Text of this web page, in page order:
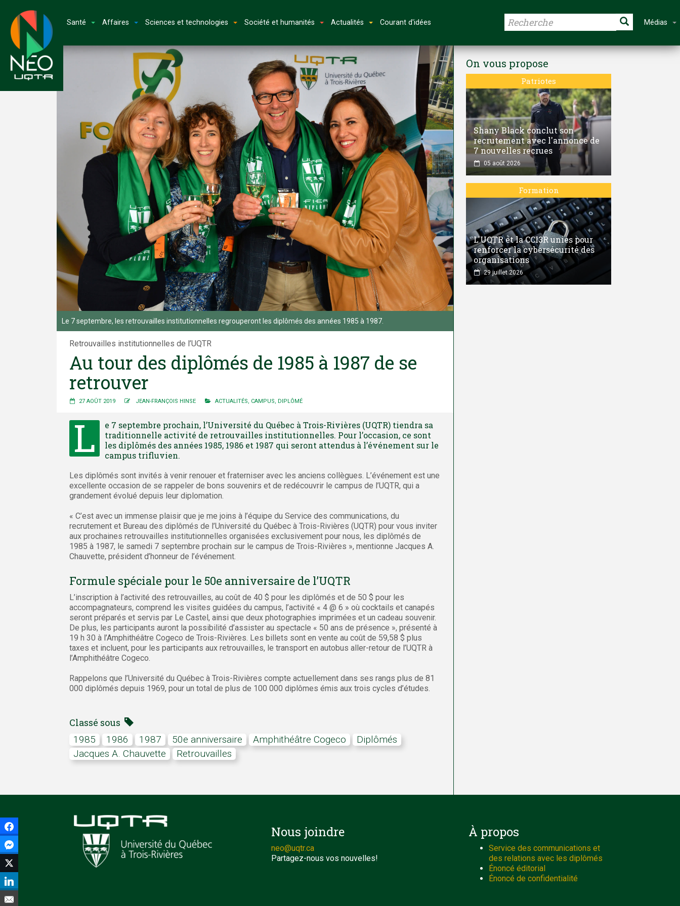
Santé Affaires Sciences et technologies Société et humanités Actualités Courant d'idées Médias
Le 7 septembre, les retrouvailles institutionnelles regrouperont les diplômés des années 1985 à 1987.
Retrouvailles institutionnelles de l’UQTR
Au tour des diplômés de 1985 à 1987 de se
retrouver
27 AOÛT 2019 JEAN-FRANÇOIS HINSE ACTUALITÉS, CAMPUS, DIPLÔMÉ
L
e 7 septembre prochain, l’Université du Québec à Trois-Rivières (UQTR) tiendra sa
traditionnelle activité de retrouvailles institutionnelles. Pour l’occasion, ce sont
les diplômés des années 1985, 1986 et 1987 qui seront attendus à l’événement sur le
campus trifluvien.
Les diplômés sont invités à venir renouer et fraterniser avec les anciens collègues. L’événement est une
excellente occasion de se rappeler de bons souvenirs et de redécouvrir le campus de l’UQTR, qui a
grandement évolué depuis leur diplomation.
« C’est avec un immense plaisir que je me joins à l’équipe du Service des communications, du
recrutement et Bureau des diplômés de l’Université du Québec à Trois-Rivières (UQTR) pour vous inviter
aux prochaines retrouvailles institutionnelles organisées exclusivement pour nous, les diplômés de
1985 à 1987, le samedi 7 septembre prochain sur le campus de Trois-Rivières », mentionne Jacques A.
Chauvette, président d’honneur de l’événement.
Formule spéciale pour le 50e anniversaire de l’UQTR
L’inscription à l’activité des retrouvailles, au coût de 40 $ pour les diplômés et de 50 $ pour les
accompagnateurs, comprend les visites guidées du campus, l’activité « 4 @ 6 » où cocktails et canapés
seront préparés et servis par Le Castel, ainsi que deux photographies imprimées et un cadeau souvenir.
De plus, les participants auront la possibilité d’assister au spectacle « 50 ans de présence », présenté à
19 h 30 à l’Amphithéâtre Cogeco de Trois-Rivières. Les billets sont en vente au coût de 59,58 $ plus
taxes et incluent, pour les participants aux retrouvailles, le transport en autobus aller-retour de l’UQTR à
l’Amphithéâtre Cogeco.
Rappelons que l’Université du Québec à Trois-Rivières compte actuellement dans ses rangs plus de 81
000 diplômés depuis 1969, pour un total de plus de 100 000 diplômes émis aux trois cycles d’études.
Classé sous
1985 1986 1987 50e anniversaire amphithéâtre Cogeco
diplômés
Jacques A. Chauvette
retrouvailles
On vous propose
Patriotes
Shany Black conclut son
recrutement avec l'annonce de
7 nouvelles recrues
05 août 2026
Formation
L'UQTR et la CCI3R unies pour
renforcer la cybersécurité des
organisations
29 juillet 2026
Nous joindre
neo@uqtr.ca
Partagez-nous vos nouvelles!
À propos
Service des communications et
des relations avec les diplômés
Énoncé éditorial
Énoncé de confidentialité
Facebook Messenger